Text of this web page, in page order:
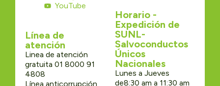
YouTube
Línea de
atención
Linea de atención
gratuita 01 8000 91
4808
Línea anticorrupción
Horario -
Expedición de
SUNL-
Salvoconductos
Únicos
Nacionales
Lunes a Jueves
de8:30 am a 11:30 am